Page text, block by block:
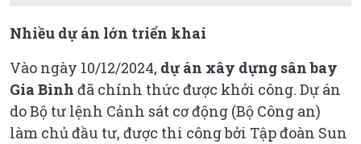
Nhiều dự án lớn triển khai
Vào ngày 10/12/2024, dự án xây dựng sân bay
Gia Bình đã chính thức được khởi công. Dự án
do Bộ tư lệnh Cảnh sát cơ động (Bộ Công an)
làm chủ đầu tư, được thi công bởi Tập đoàn Sun